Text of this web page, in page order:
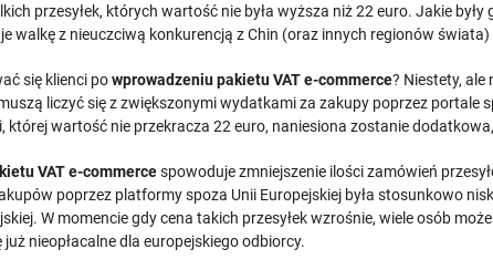
przesyłek, których wartość nie była wyższa niż 22 euro. Jakie
walkę z nieuczciwą konkurencją z Chin (oraz innych regionów
się klienci powprowadzeniu pakietu VAT e-commerce? Niestety,
liczyć się z zwiększonymi wydatkami za zakupy poprzez portale
której wartość nie przekracza 22 euro, naniesiona zostanie
VAT e-commercespowoduje zmniejszenie ilości zamówień
poprzez platformy spoza Unii Europejskiej była stosunkowo
W momencie gdy cena takich przesyłek wzrośnie, wiele osób
nieopłacalne dla europejskiego odbiorcy.